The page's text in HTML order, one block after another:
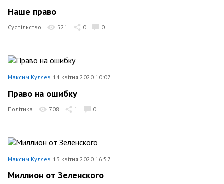
Наше право
Суспільство 521 0 0
Максим Куляев 14 квітня 2020 10:07
Право на ошибку
Політика 708 1 0
Максим Куляев 13 квітня 2020 16:57
Миллион от Зеленского